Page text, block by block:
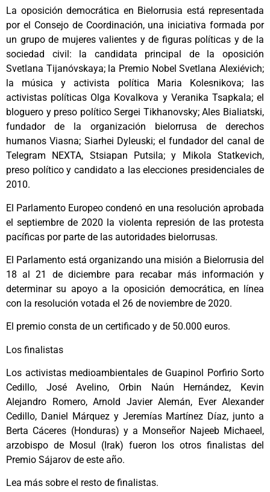
La oposición democrática en Bielorrusia está representada
por el Consejo de Coordinación, una iniciativa formada por
un grupo de mujeres valientes y de figuras políticas y de la
sociedad civil: la candidata principal de la oposición
Svetlana Tijanóvskaya; la Premio Nobel Svetlana Alexiévich;
la música y activista política Maria Kolesnikova; las
activistas políticas Olga Kovalkova y Veranika Tsapkala; el
bloguero y preso político Sergei Tikhanovsky; Ales Bialiatski,
fundador de la organización bielorrusa de derechos
humanos Viasna; Siarhei Dyleuski; el fundador del canal de
Telegram NEXTA, Stsiapan Putsila; y Mikola Statkevich,
preso político y candidato a las elecciones presidenciales de
2010.
El Parlamento Europeo condenó en una resolución aprobada
el septiembre de 2020 la violenta represión de las protesta
pacíficas por parte de las autoridades bielorrusas.
El Parlamento está organizando una misión a Bielorrusia del
18 al 21 de diciembre para recabar más información y
determinar su apoyo a la oposición democrática, en línea
con la resolución votada el 26 de noviembre de 2020.
El premio consta de un certificado y de 50.000 euros.
Los finalistas
Los activistas medioambientales de Guapinol Porfirio Sorto
Cedillo, José Avelino, Orbin Naún Hernández, Kevin
Alejandro Romero, Arnold Javier Alemán, Ever Alexander
Cedillo, Daniel Márquez y Jeremías Martínez Díaz, junto a
Berta Cáceres (Honduras) y a Monseñor Najeeb Michaeel,
arzobispo de Mosul (Irak) fueron los otros finalistas del
Premio Sájarov de este año.
Lea más sobre el resto de finalistas.